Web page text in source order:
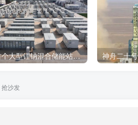
我国首个大型锂钠混合储能站投产，开启储能新时代